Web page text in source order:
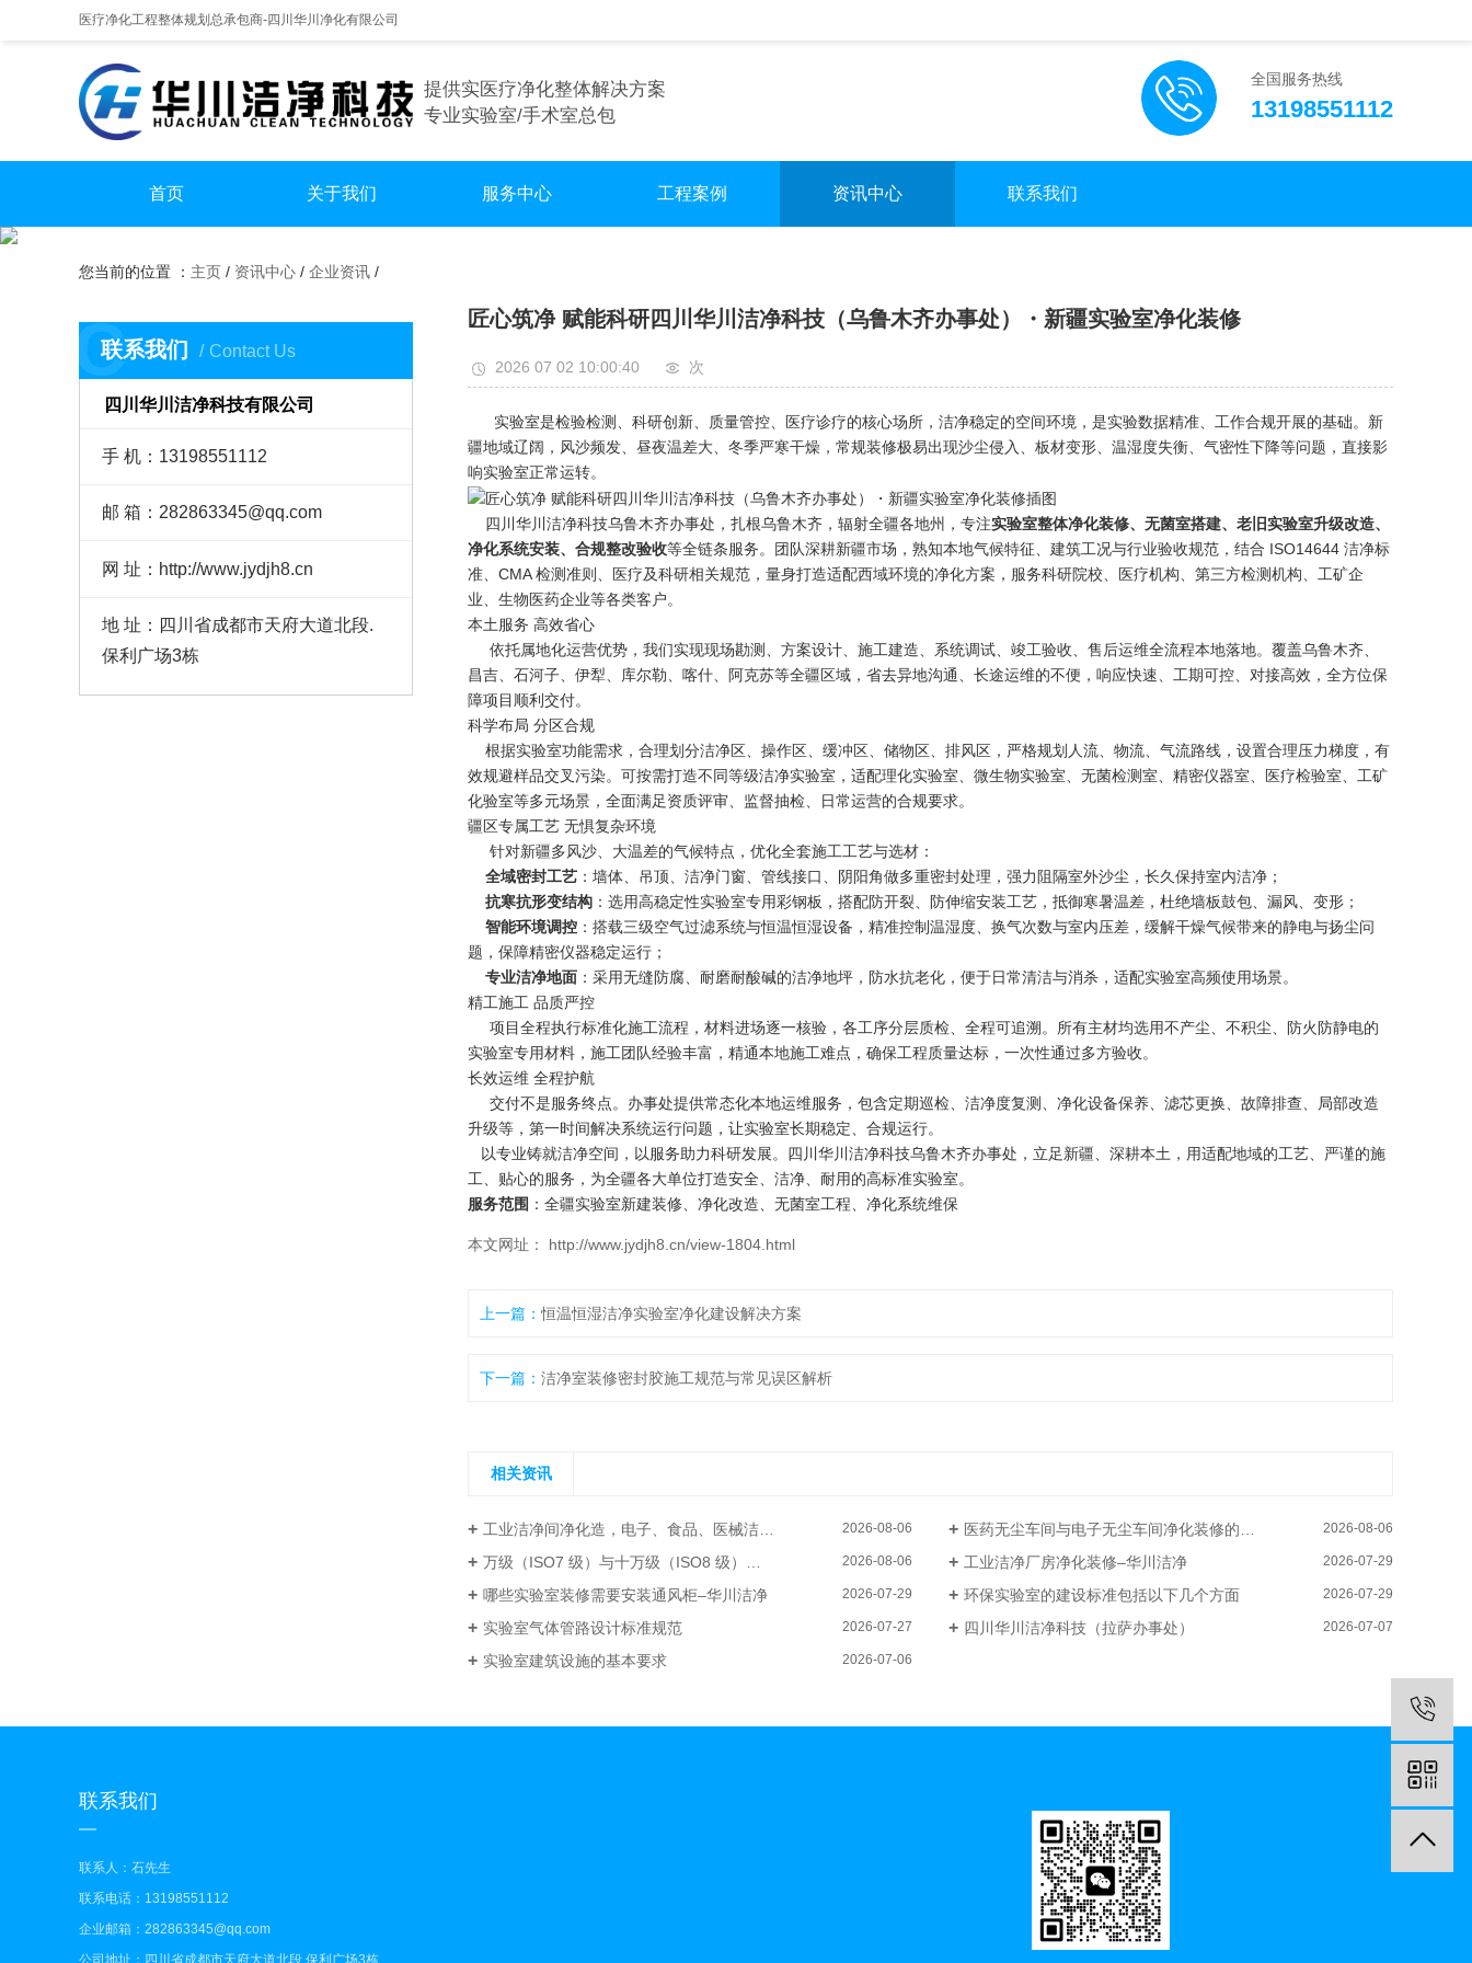
医疗净化工程整体规划总承包商-四川华川净化有限公司
提供实医疗净化整体解决方案
专业实验室/手术室总包
全国服务热线
13198551112
首页 关于我们 服务中心
无尘车间净化装修
工程案例
无尘车间
资讯中心 联系我们
您当前的位置 ： 主页 / 资讯中心 / 企业资讯 /
联系我们 Contact Us
C
四川华川洁净科技有限公司
手 机：13198551112
邮 箱：282863345@qq.com
网 址：http://www.jydjh8.cn
地 址：四川省成都市天府大道北段.
保利广场3栋
匠心筑净 赋能科研四川华川洁净科技（乌鲁木齐办事处）・新疆实验室净化装修
2026 07 02 10:00:40 次
实验室是检验检测、科研创新、质量管控、医疗诊疗的核心场所，洁净稳定的空间环境，是实验数据精准、工作合规开展的基础。新
疆地域辽阔，风沙频发、昼夜温差大、冬季严寒干燥，常规装修极易出现沙尘侵入、板材变形、温湿度失衡、气密性下降等问题，直接影
响实验室正常运转。
四川华川洁净科技乌鲁木齐办事处，扎根乌鲁木齐，辐射全疆各地州，专注实验室整体净化装修、无菌室搭建、老旧实验室升级改造、
净化系统安装、合规整改验收等全链条服务。团队深耕新疆市场，熟知本地气候特征、建筑工况与行业验收规范，结合 ISO14644 洁净标
准、CMA 检测准则、医疗及科研相关规范，量身打造适配西域环境的净化方案，服务科研院校、医疗机构、第三方检测机构、工矿企
业、生物医药企业等各类客户。
本土服务 高效省心
依托属地化运营优势，我们实现现场勘测、方案设计、施工建造、系统调试、竣工验收、售后运维全流程本地落地。覆盖乌鲁木齐、
昌吉、石河子、伊犁、库尔勒、喀什、阿克苏等全疆区域，省去异地沟通、长途运维的不便，响应快速、工期可控、对接高效，全方位保
障项目顺利交付。
科学布局 分区合规
根据实验室功能需求，合理划分洁净区、操作区、缓冲区、储物区、排风区，严格规划人流、物流、气流路线，设置合理压力梯度，有
效规避样品交叉污染。可按需打造不同等级洁净实验室，适配理化实验室、微生物实验室、无菌检测室、精密仪器室、医疗检验室、工矿
化验室等多元场景，全面满足资质评审、监督抽检、日常运营的合规要求。
疆区专属工艺 无惧复杂环境
针对新疆多风沙、大温差的气候特点，优化全套施工工艺与选材：
全域密封工艺 ：墙体、吊顶、洁净门窗、管线接口、阴阳角做多重密封处理，强力阻隔室外沙尘，长久保持室内洁净；
抗寒抗形变结构 ：选用高稳定性实验室专用彩钢板，搭配防开裂、防伸缩安装工艺，抵御寒暑温差，杜绝墙板鼓包、漏风、变形；
智能环境调控 ：搭载三级空气过滤系统与恒温恒湿设备，精准控制温湿度、换气次数与室内压差，缓解干燥气候带来的静电与扬尘问
题，保障精密仪器稳定运行；
专业洁净地面 ：采用无缝防腐、耐磨耐酸碱的洁净地坪，防水抗老化，便于日常清洁与消杀，适配实验室高频使用场景。
精工施工 品质严控
项目全程执行标准化施工流程，材料进场逐一核验，各工序分层质检、全程可追溯。所有主材均选用不产尘、不积尘、防火防静电的
实验室专用材料，施工团队经验丰富，精通本地施工难点，确保工程质量达标，一次性通过多方验收。
长效运维 全程护航
交付不是服务终点。办事处提供常态化本地运维服务，包含定期巡检、洁净度复测、净化设备保养、滤芯更换、故障排查、局部改造
升级等，第一时间解决系统运行问题，让实验室长期稳定、合规运行。
以专业铸就洁净空间，以服务助力科研发展。四川华川洁净科技乌鲁木齐办事处，立足新疆、深耕本土，用适配地域的工艺、严谨的施
工、贴心的服务，为全疆各大单位打造安全、洁净、耐用的高标准实验室。
服务范围 ：全疆实验室新建装修、净化改造、无菌室工程、净化系统维保
本文网址： http://www.jydjh8.cn/view-1804.html
上一篇： 恒温恒湿洁净实验室净化建设解决方案
下一篇： 洁净室装修密封胶施工规范与常见误区解析
相关资讯
工业洁净间净化造，电子、食品、医械洁净厂房整体装修–华川洁净 2026-08-06 医药无尘车间与电子无尘车间净化装修的区别有哪些–华川洁净 2026-08-06
万级（ISO7 级）与十万级（ISO8 级）电子厂洁净无尘车间装修成本差异 2026-08-06 工业洁净厂房净化装修–华川洁净 2026-07-29
哪些实验室装修需要安装通风柜–华川洁净 2026-07-29 环保实验室的建设标准包括以下几个方面 2026-07-29
实验室气体管路设计标准规范 2026-07-27 四川华川洁净科技（拉萨办事处） 2026-07-07
实验室建筑设施的基本要求 2026-07-06
联系我们
联系人：石先生
联系电话：13198551112
企业邮箱：282863345@qq.com